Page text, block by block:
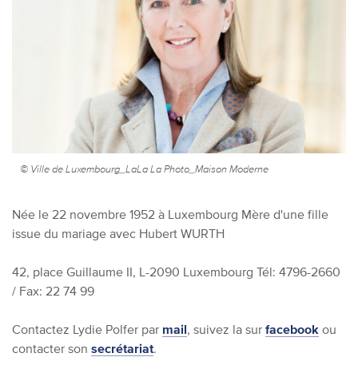
© Ville de Luxembourg_LaLa La Photo_Maison Moderne
Née le 22 novembre 1952 à Luxembourg Mère d'une fille
issue du mariage avec Hubert WURTH
42, place Guillaume II, L-2090 Luxembourg Tél: 4796-2660
/ Fax: 22 74 99
Contactez Lydie Polfer par mail, suivez la sur facebook ou
contacter son secrétariat.